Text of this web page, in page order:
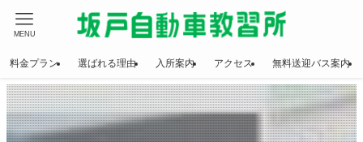
MENU
料金プラン 選ばれる理由 入所案内 アクセス 無料送迎バス案内